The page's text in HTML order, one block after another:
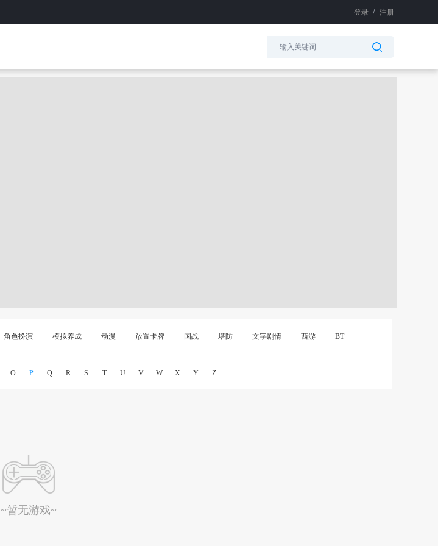
登录 / 注册
角色扮演 模拟养成 动漫 放置卡牌 国战 塔防 文字剧情 西游
BT
O P Q R S T U V W X Y Z
~暂无游戏~